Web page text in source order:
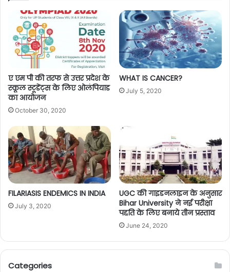
ए एम पी की तरफ से उत्तर प्रदेश के
स्कूल स्टूडेंट्स के लिए ओलंपियाड
का आयोजन
October 30, 2020
WHAT IS CANCER?
July 5, 2020
FILARIASIS ENDEMICS IN INDIA
July 3, 2020
UGC की गाइडनलाइन के अनुसार
Bihar University ने नई परीक्षा
पद्दति के लिए बनाये तीन प्रस्ताव
June 24, 2020
Categories